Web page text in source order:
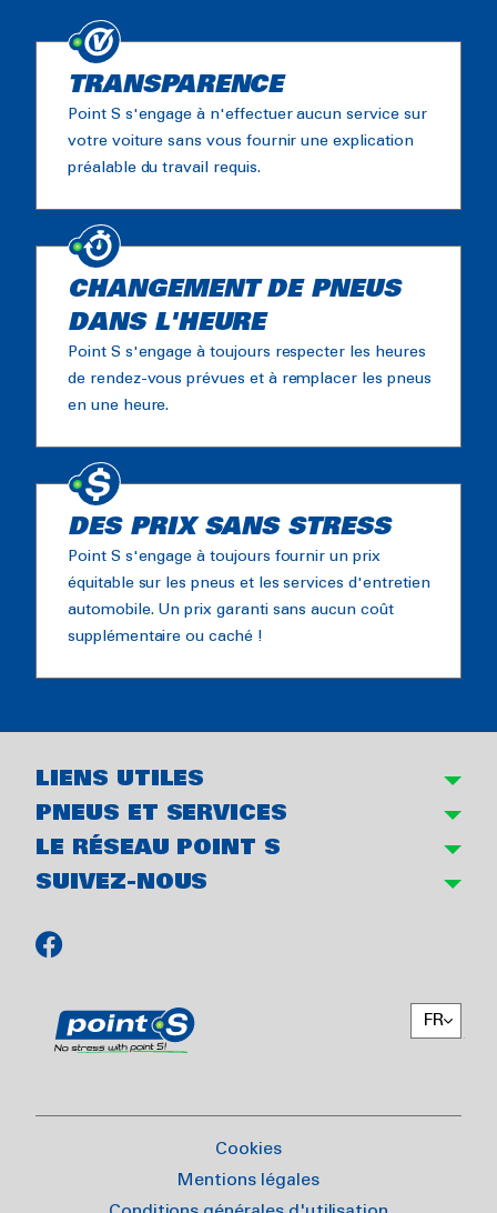
TRANSPARENCE
Point S s'engage à n'effectuer aucun service sur
votre voiture sans vous fournir une explication
préalable du travail requis.
CHANGEMENT DE PNEUS
DANS L'HEURE
Point S s'engage à toujours respecter les heures
de rendez-vous prévues et à remplacer les pneus
en une heure.
DES PRIX SANS STRESS
Point S s'engage à toujours fournir un prix
équitable sur les pneus et les services d'entretien
automobile. Un prix garanti sans aucun coût
supplémentaire ou caché !
LIENS UTILES
PNEUS ET SERVICES
LE RÉSEAU POINT S
SUIVEZ-NOUS
FR
Cookies
Mentions légales